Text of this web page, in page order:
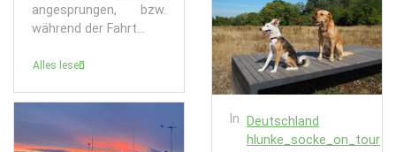
angesprungen, bzw.
während der Fahrt...
Alles lesen
In
Deutschland
hlunke_socke_on_tour